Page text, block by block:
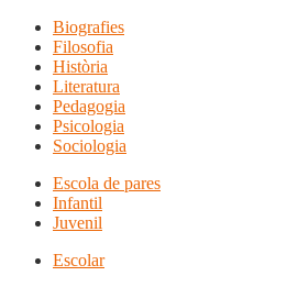
Biografies
Filosofia
Història
Literatura
Pedagogia
Psicologia
Sociologia
Escola de pares
Infantil
Juvenil
Escolar